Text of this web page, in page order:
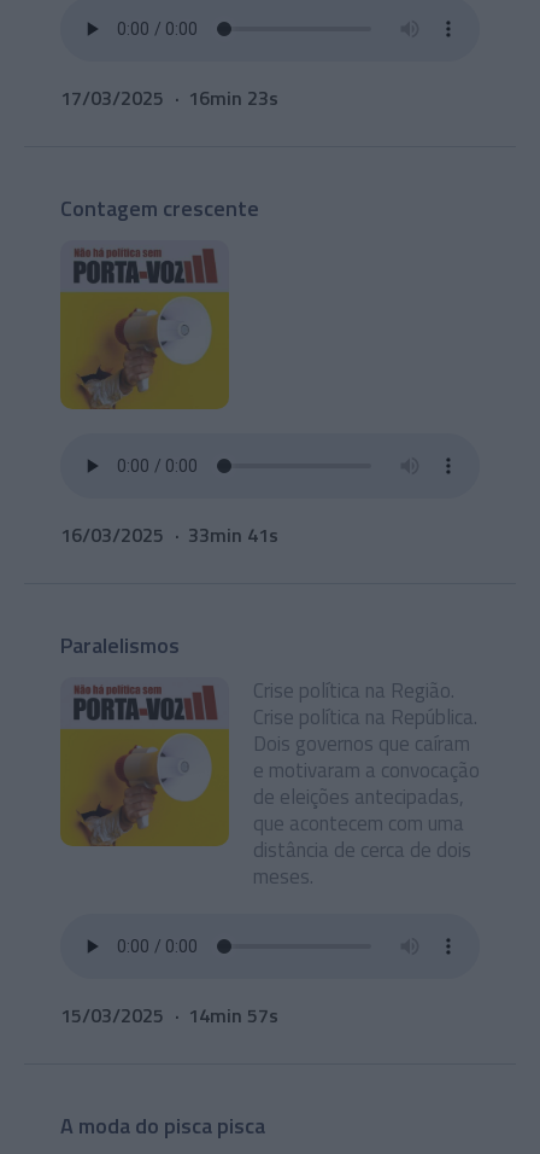
17/03/2025 16min 23s
Contagem crescente
16/03/2025 33min 41s
Paralelismos
Crise política na Região.
Crise política na República.
Dois governos que caíram
e motivaram a convocação
de eleições antecipadas,
que acontecem com uma
distância de cerca de dois
meses.
15/03/2025 14min 57s
A moda do pisca pisca